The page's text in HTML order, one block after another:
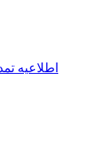
اطلاعیه